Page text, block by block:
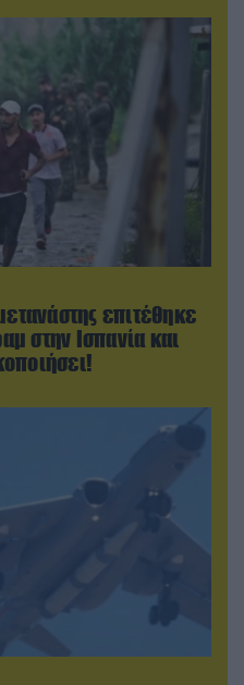
επιτέθηκε
στην Ισπανία και